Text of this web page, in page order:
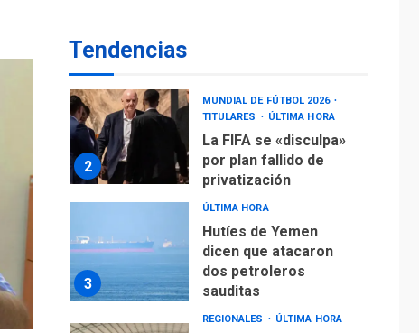
Tendencias
2
MUNDIAL DE FÚTBOL 2026
TITULARES
ÚLTIMA HORA
La FIFA se «disculpa»
por plan fallido de
privatización
3
ÚLTIMA HORA
Hutíes de Yemen
dicen que atacaron
dos petroleros
sauditas
REGIONALES ÚLTIMA HORA